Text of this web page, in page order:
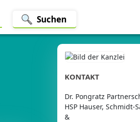
Suchen
KONTAKT
Dr. Pongratz
HSP Hauser, Schmidt-
&